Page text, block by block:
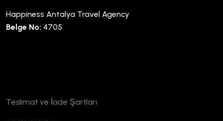
Happiness Antalya Travel Agency
Belge No: 4705
Teslimat ve İade Şartları